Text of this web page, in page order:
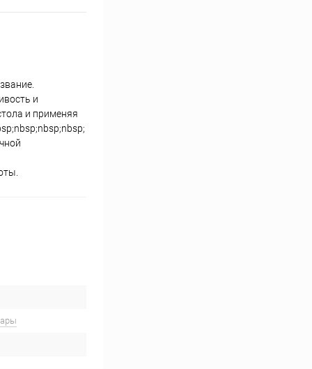
и
и применяя